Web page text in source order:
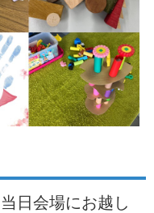
日会場にお越し